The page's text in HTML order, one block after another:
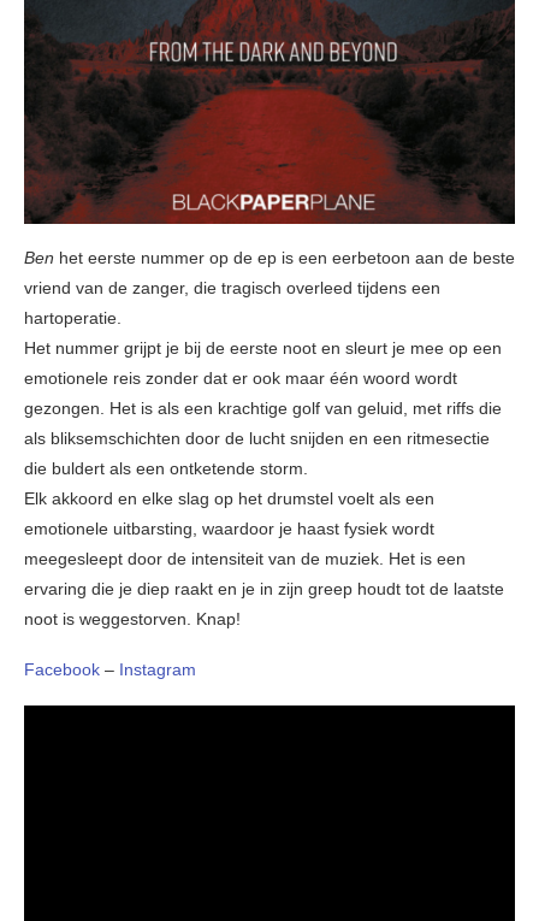
Ben het eerste nummer op de ep is een eerbetoon aan de beste
vriend van de zanger, die tragisch overleed tijdens een
hartoperatie.
Het nummer grijpt je bij de eerste noot en sleurt je mee op een
emotionele reis zonder dat er ook maar één woord wordt
gezongen. Het is als een krachtige golf van geluid, met riffs die
als bliksemschichten door de lucht snijden en een ritmesectie
die buldert als een ontketende storm.
Elk akkoord en elke slag op het drumstel voelt als een
emotionele uitbarsting, waardoor je haast fysiek wordt
meegesleept door de intensiteit van de muziek. Het is een
ervaring die je diep raakt en je in zijn greep houdt tot de laatste
noot is weggestorven. Knap!
Facebook – Instagram